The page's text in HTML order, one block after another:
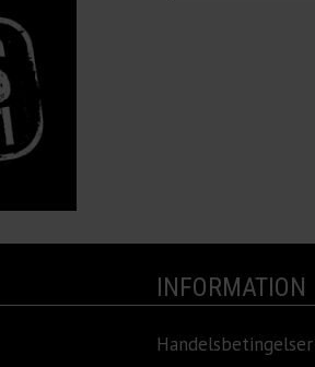
INFORMATION
Handelsbetingelser